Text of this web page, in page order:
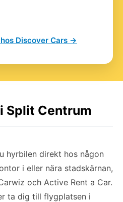
Discover Cars →
Split Centrum
hyrbilen direkt hos någon
i eller nära stadskärnan,
och Active Rent a Car.
ta dig till flygplatsen i